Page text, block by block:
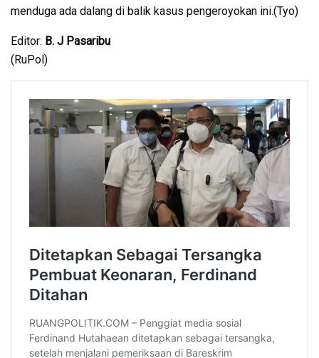
menduga ada dalang di balik kasus pengeroyokan ini.(Tyo)
Editor: B. J Pasaribu
(RuPol)